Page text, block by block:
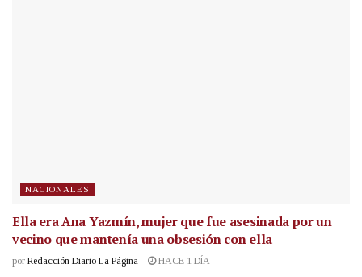
NACIONALES
Ella era Ana Yazmín, mujer que fue asesinada por un
vecino que mantenía una obsesión con ella
por Redacción Diario La Página HACE 1 DÍA